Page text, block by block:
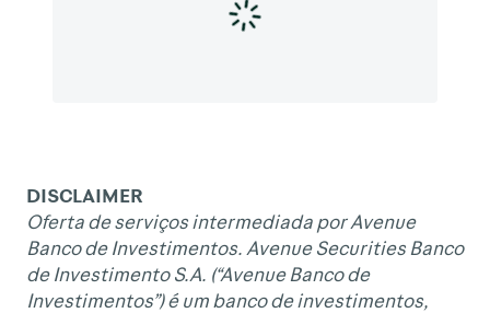
DISCLAIMER
Oferta de serviços intermediada por Avenue
Banco de Investimentos. Avenue Securities Banco
de Investimento S.A. (“Avenue Banco de
Investimentos”) é um banco de investimentos,